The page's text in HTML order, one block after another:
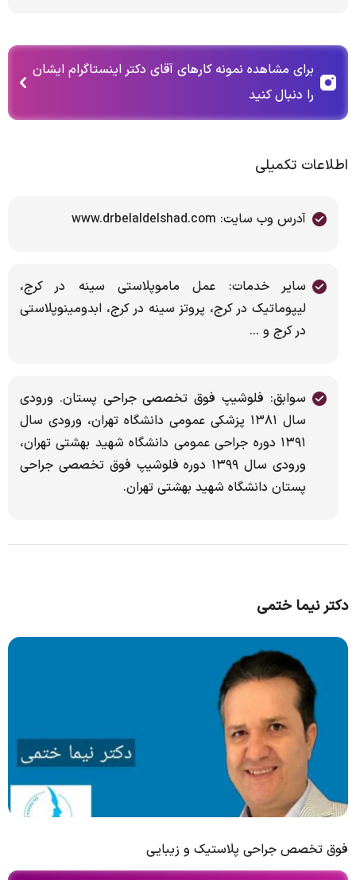
برای مشاهده نمونه کارهای آقای دکتر اینستاگرام ایشان
را دنبال کنید
اطلاعات تکمیلی
آدرس وب سایت: www.drbelaldelshad.com
سایر خدمات: عمل ماموپلاستی سینه در کرج،
لیپوماتیک در کرج، پروتز سينه در كرج، ابدومینوپلاستی
در کرج و ...
سوابق: فلوشیپ فوق تخصصی جراحی پستان. ورودی
سال ۱۳۸۱ پزشکی عمومی دانشگاه تهران، ورودی سال
۱۳۹۱ دوره جراحی عمومی دانشگاه شهید بهشتی تهران،
ورودی سال ۱۳۹۹ دوره فلوشیپ فوق تخصصی جراحی
پستان دانشگاه شهید بهشتی تهران.
دکتر نیما ختمی
فوق تخصص جراحی پلاستیک و زیبایی